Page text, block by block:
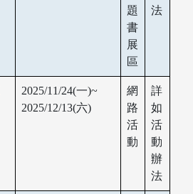
題
書
展
區
法
2025/11/24(一)~
2025/12/13(六)
網
路
活
動
詳
如
活
動
辦
法